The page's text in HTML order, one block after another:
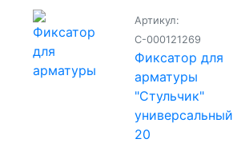
Артикул:
С-000121269
Фиксатор для
арматуры
"Стульчик"
универсальный
20